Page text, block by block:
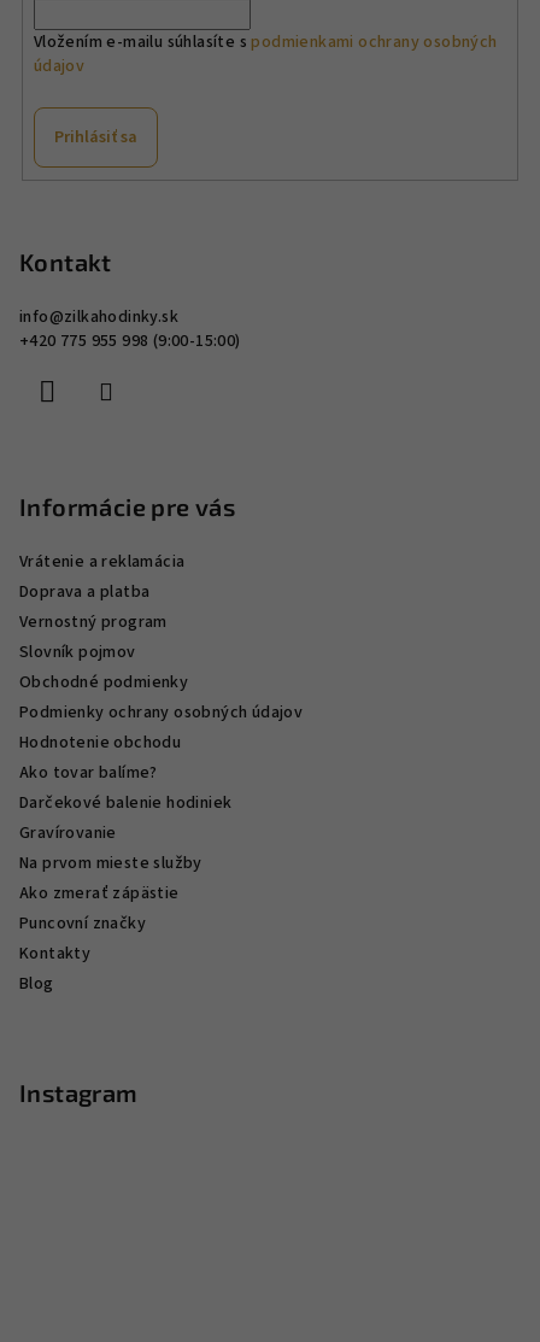
v
p
Vložením e-mailu súhlasíte spodmienkami ochrany osobných
údajov
Prihlásiť sa
Kontakt
info@zilkahodinky.sk
+420 775 955 998 (9:00-15:00)
Informácie pre vás
Vrátenie a reklamácia
Doprava a platba
Vernostný program
Slovník pojmov
Obchodné podmienky
Podmienky ochrany osobných údajov
Hodnotenie obchodu
Ako tovar balíme?
Darčekové balenie hodiniek
Gravírovanie
Na prvom mieste služby
Ako zmerať zápästie
Puncovní značky
Kontakty
Blog
Instagram